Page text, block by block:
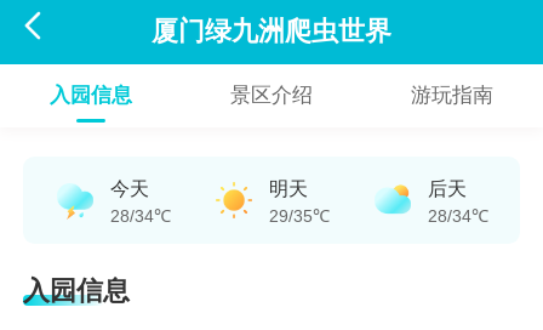
 厦门绿九洲爬虫世界
入园信息 景区介绍 游玩指南
今天
28/34℃
明天
29/35℃
后天
28/34℃
入园信息